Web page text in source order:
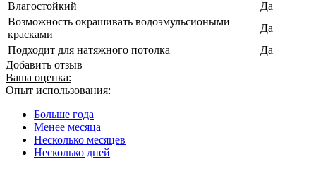
Влагостойкий
Да
Возможность окрашивать водоэмульсиоными
красками
Да
Подходит для натяжного потолка
Да
Добавить отзыв
Ваша оценка:
Опыт использования:
Больше года
Менее месяца
Несколько месяцев
Несколько дней